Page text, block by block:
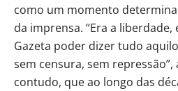
como um momento
da imprensa. “Era a
Gazeta poder dizer tudo
sem censura, sem
contudo, que ao longo das